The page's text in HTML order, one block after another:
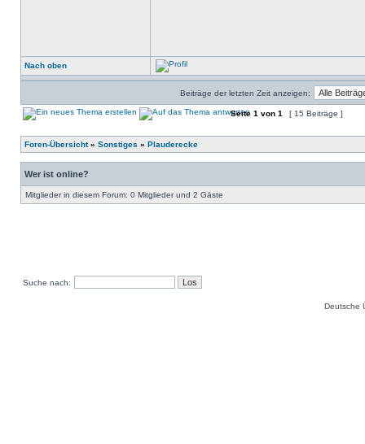
Nach oben
Beiträge der letzten Zeit anzeigen:
Seite 1 von 1 [ 15 Beiträge ]
Foren-Übersicht» Sonstiges » Plauderecke
Wer ist online?
Mitglieder in diesem Forum: 0 Mitglieder und 2 Gäste
Suche nach:
Deutsche